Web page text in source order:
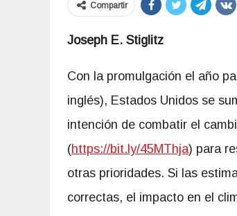
Compartir
Joseph E. Stiglitz
Con la promulgación el año
inglés), Estados Unidos se
intención de combatir el
(https://bit.ly/45MThja) para
otras prioridades. Si las
correctas, el impacto en el